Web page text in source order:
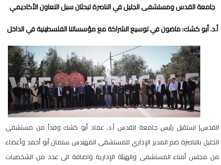
جامعة القدس ومستشفى الجليل في الناصرة تبحثان سبل التعاون الأكاديمي
أ.د. أبو كشك: ماضون في توسيع الشراكة مع مؤسساتنا الفلسطينية في الداخل
القدس| استقبل رئيس جامعة القدس أ.د. عماد أبو كشك وفداً من مستشفى
الجليل بالناصرة ضم المدير الإداري للمستشفى المهندس سلمان أبو أحمد وأعضاء
من مجلس أمناء المستشفى والهيئة الإدارية واضافة الى عدد من الشخصيات